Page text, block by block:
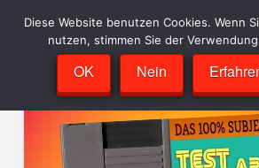
Diese Website benutzen Cookies. Wenn
nutzen, stimmen Sie der
OK Nein